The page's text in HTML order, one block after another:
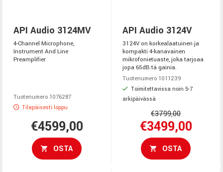
API Audio 3124MV
4-Channel Microphone,
Instrument And Line
Preamplifier
Tuotenumero 1076287
Tilapäisesti loppu
€4599,00
OSTA
API Audio 3124V
3124V on korkealaatuinen ja
kompakti 4-kanavainen
mikrofonietuaste, joka tarjoaa
jopa 65dB:tä gainia.
Tuotenumero 1011239
Toimitettavissa noin 5-7
arkipäivässä
€3799,00
€3499,00
OSTA